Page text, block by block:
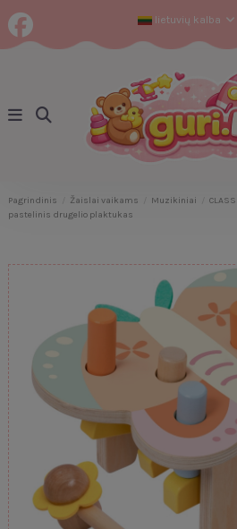
lietuvių kalba
Pagrindinis Žaislai vaikams Muzikiniai
pastelinis drugelio plaktukas